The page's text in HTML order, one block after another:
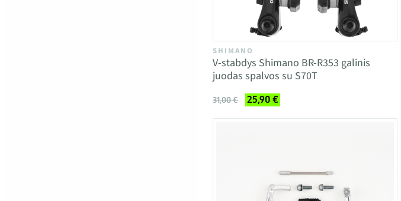
SHIMANO
V-stabdys Shimano BR-R353 galinis
juodas spalvos su S70T
31,00 € 25,90 €